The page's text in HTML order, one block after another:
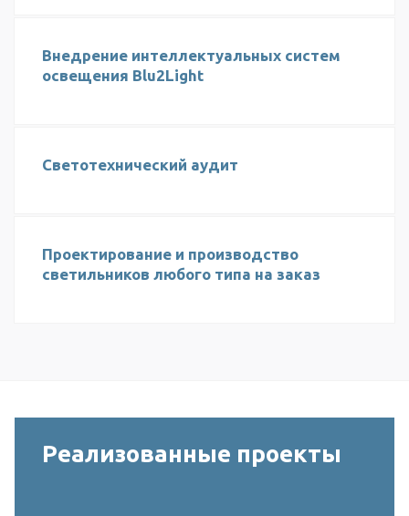
Внедрение интеллектуальных систем
освещения Blu2Light
Светотехнический аудит
Проектирование и производство
светильников любого типа на заказ
Реализованные проекты